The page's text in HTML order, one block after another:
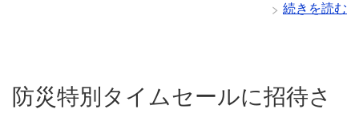
続きを読む
防災特別タイムセールに招待さ